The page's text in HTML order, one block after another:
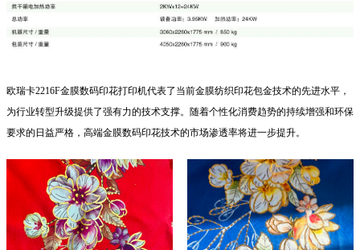
欧瑞卡2216F金膜数码印花打印机代表了当前金膜纺织印花包金技术的先进水平，
为行业转型升级提供了强有力的技术支撑。随着个性化消费趋势的持续增强和环保
要求的日益严格，高端金膜数码印花技术的市场渗透率将进一步提升。